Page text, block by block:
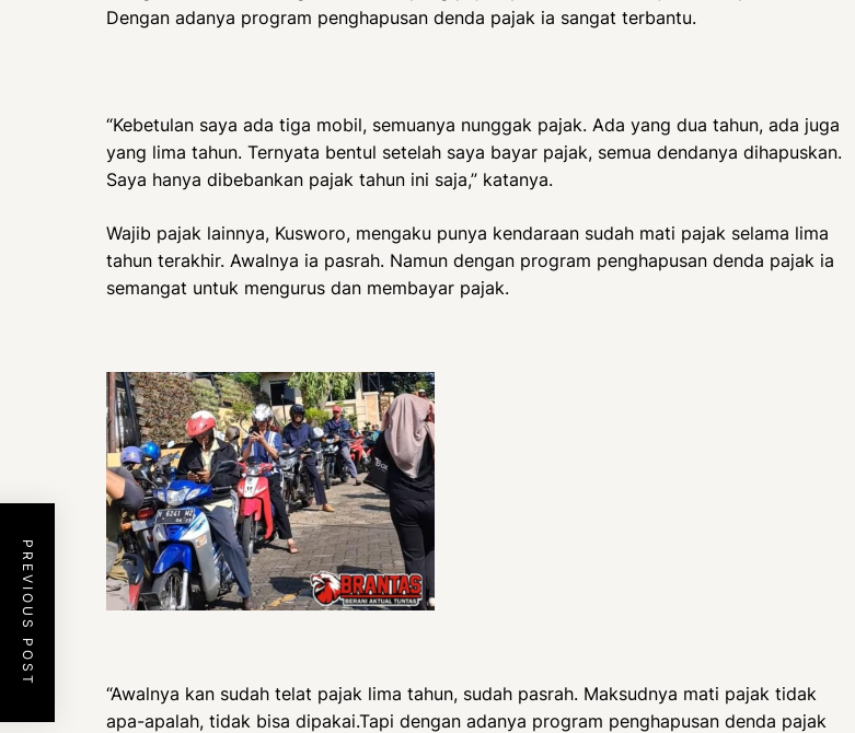
Dengan adanya program penghapusan denda pajak ia sangat terbantu.
“Kebetulan saya ada tiga mobil, semuanya nunggak pajak. Ada yang dua tahun, ada juga
yang lima tahun. Ternyata bentul setelah saya bayar pajak, semua dendanya dihapuskan.
Saya hanya dibebankan pajak tahun ini saja,” katanya.
Wajib pajak lainnya, Kusworo, mengaku punya kendaraan sudah mati pajak selama lima
tahun terakhir. Awalnya ia pasrah. Namun dengan program penghapusan denda pajak ia
semangat untuk mengurus dan membayar pajak.
“Awalnya kan sudah telat pajak lima tahun, sudah pasrah. Maksudnya mati pajak tidak
apa-apalah, tidak bisa dipakai.Tapi dengan adanya program penghapusan denda pajak
PREVIOUS POST